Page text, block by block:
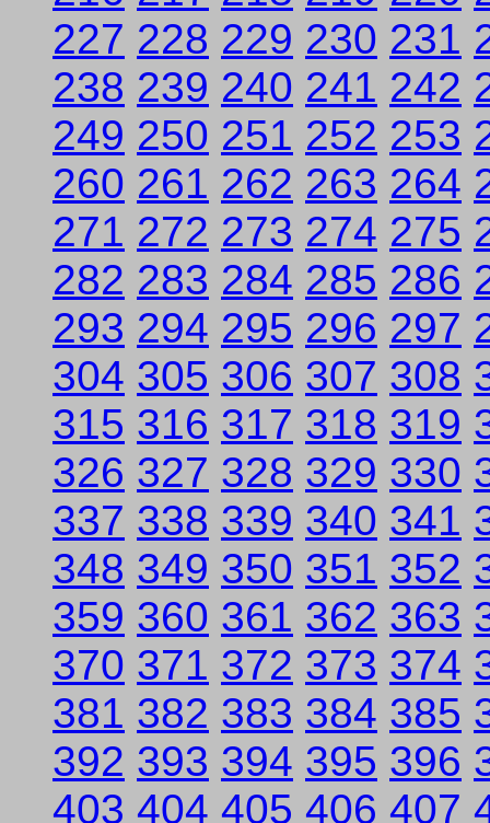
227 228 229 230 231
238 239 240 241 242
249 250 251 252 253
260 261 262 263 264
271 272 273 274 275
282 283 284 285 286
293 294 295 296 297
304 305 306 307 308
315 316 317 318 319
326 327 328 329 330
337 338 339 340 341
348 349 350 351 352
359 360 361 362 363
370 371 372 373 374
381 382 383 384 385
392 393 394 395 396
403 404 405 406 407